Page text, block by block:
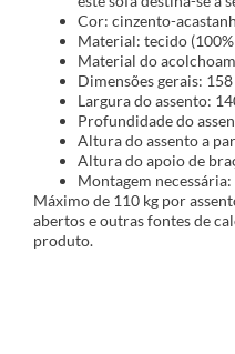
Cor: cinzento-
Material: tecido
Material do
Dimensões gerais:
Largura do assento:
Profundidade do
Altura do assento a
Altura do apoio de
Montagem necessária:
Máximo de 110 kg por
abertos e outras fontes de
produto.